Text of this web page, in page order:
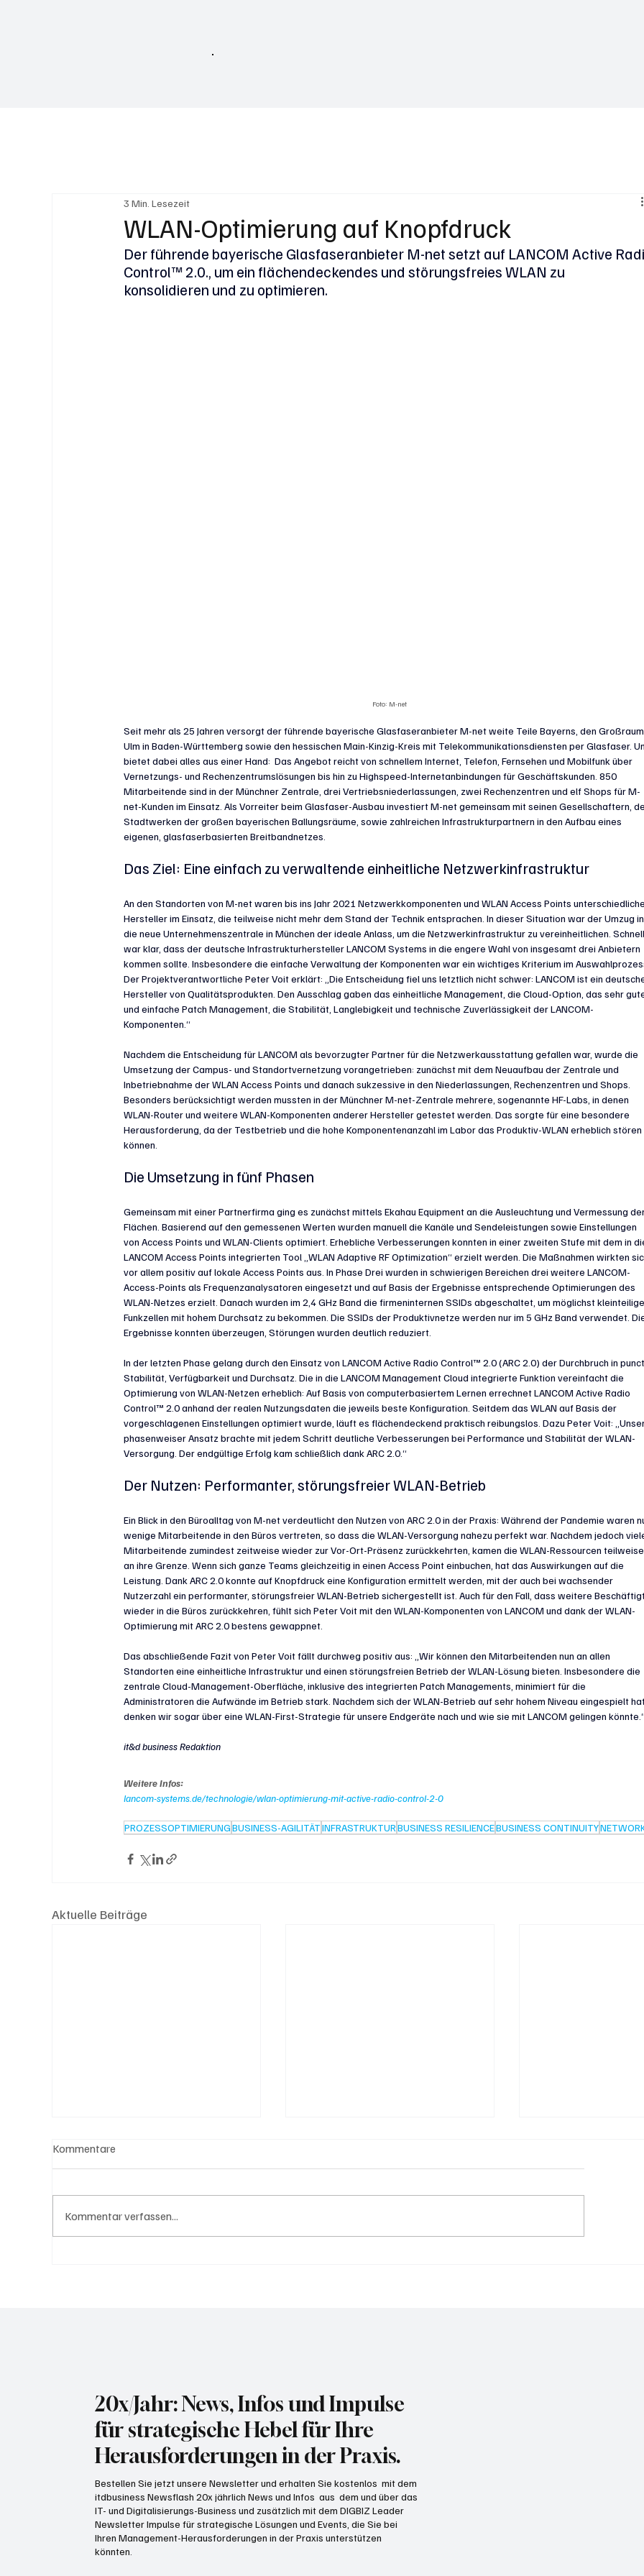
WLAN-Optimierung auf Knopfdruck
3 Min. Lesezeit
Der führende bayerische Glasfaseranbieter M-net setzt auf LANCOM Active
Control™ 2.0., um ein flächendeckendes und störungsfreies WLAN zu
konsolidieren und zu optimieren.
Foto: M-net
Seit mehr als 25 Jahren versorgt der führende bayerische Glasfaseranbieter M-net weite Teile Bayerns, den Großraum
Ulm in Baden-Württemberg sowie den hessischen Main-Kinzig-Kreis mit Telekommunikationsdiensten per Glasfaser.
bietet dabei alles aus einer Hand:  Das Angebot reicht von schnellem Internet, Telefon, Fernsehen und Mobilfunk über
Vernetzungs- und Rechenzentrumslösungen bis hin zu Highspeed-Internetanbindungen für Geschäftskunden. 850
Mitarbeitende sind in der Münchner Zentrale, drei Vertriebsniederlassungen, zwei Rechenzentren und elf Shops für M-
net-Kunden im Einsatz. Als Vorreiter beim Glasfaser-Ausbau investiert M-net gemeinsam mit seinen Gesellschaftern,
Stadtwerken der großen bayerischen Ballungsräume, sowie zahlreichen Infrastrukturpartnern in den Aufbau eines
eigenen, glasfaserbasierten Breitbandnetzes.
Das Ziel: Eine einfach zu verwaltende einheitliche Netzwerkinfrastruktur
An den Standorten von M-net waren bis ins Jahr 2021 Netzwerkkomponenten und WLAN Access Points
Hersteller im Einsatz, die teilweise nicht mehr dem Stand der Technik entsprachen. In dieser Situation war der Umzug in
die neue Unternehmenszentrale in München der ideale Anlass, um die Netzwerkinfrastruktur zu vereinheitlichen. Schnell
war klar, dass der deutsche Infrastrukturhersteller LANCOM Systems in die engere Wahl von insgesamt drei Anbietern
kommen sollte. Insbesondere die einfache Verwaltung der Komponenten war ein wichtiges Kriterium im
Der Projektverantwortliche Peter Voit erklärt: „Die Entscheidung fiel uns letztlich nicht schwer: LANCOM ist ein
Hersteller von Qualitätsprodukten. Den Ausschlag gaben das einheitliche Management, die Cloud-Option, das sehr
und einfache Patch Management, die Stabilität, Langlebigkeit und technische Zuverlässigkeit der LANCOM-
Komponenten.“
Nachdem die Entscheidung für LANCOM als bevorzugter Partner für die Netzwerkausstattung gefallen war, wurde die
Umsetzung der Campus- und Standortvernetzung vorangetrieben: zunächst mit dem Neuaufbau der Zentrale und
Inbetriebnahme der WLAN Access Points und danach sukzessive in den Niederlassungen, Rechenzentren und Shops.
Besonders berücksichtigt werden mussten in der Münchner M-net-Zentrale mehrere, sogenannte HF-Labs, in denen
WLAN-Router und weitere WLAN-Komponenten anderer Hersteller getestet werden. Das sorgte für eine besondere
Herausforderung, da der Testbetrieb und die hohe Komponentenanzahl im Labor das Produktiv-WLAN erheblich stören
können.
Die Umsetzung in fünf Phasen
Gemeinsam mit einer Partnerfirma ging es zunächst mittels Ekahau Equipment an die Ausleuchtung und Vermessung
Flächen. Basierend auf den gemessenen Werten wurden manuell die Kanäle und Sendeleistungen sowie Einstellungen
von Access Points und WLAN-Clients optimiert. Erhebliche Verbesserungen konnten in einer zweiten Stufe mit dem in
LANCOM Access Points integrierten Tool „WLAN Adaptive RF Optimization“ erzielt werden. Die Maßnahmen wirkten
vor allem positiv auf lokale Access Points aus. In Phase Drei wurden in schwierigen Bereichen drei weitere LANCOM-
Access-Points als Frequenzanalysatoren eingesetzt und auf Basis der Ergebnisse entsprechende Optimierungen des
WLAN-Netzes erzielt. Danach wurden im 2,4 GHz Band die firmeninternen SSIDs abgeschaltet, um möglichst kleinteilige
Funkzellen mit hohem Durchsatz zu bekommen. Die SSIDs der Produktivnetze werden nur im 5 GHz Band verwendet.
Ergebnisse konnten überzeugen, Störungen wurden deutlich reduziert.
In der letzten Phase gelang durch den Einsatz von LANCOM Active Radio Control™ 2.0 (ARC 2.0) der Durchbruch in
Stabilität, Verfügbarkeit und Durchsatz. Die in die LANCOM Management Cloud integrierte Funktion vereinfacht die
Optimierung von WLAN-Netzen erheblich: Auf Basis von computerbasiertem Lernen errechnet LANCOM Active Radio
Control™ 2.0 anhand der realen Nutzungsdaten die jeweils beste Konfiguration. Seitdem das WLAN auf Basis der
vorgeschlagenen Einstellungen optimiert wurde, läuft es flächendeckend praktisch reibungslos. Dazu Peter Voit:
phasenweiser Ansatz brachte mit jedem Schritt deutliche Verbesserungen bei Performance und Stabilität der WLAN-
Versorgung. Der endgültige Erfolg kam schließlich dank ARC 2.0.“
Der Nutzen: Performanter, störungsfreier WLAN-Betrieb
Ein Blick in den Büroalltag von M-net verdeutlicht den Nutzen von ARC 2.0 in der Praxis: Während der Pandemie waren
wenige Mitarbeitende in den Büros vertreten, so dass die WLAN-Versorgung nahezu perfekt war. Nachdem jedoch
Mitarbeitende zumindest zeitweise wieder zur Vor-Ort-Präsenz zurückkehrten, kamen die WLAN-Ressourcen teilweise
an ihre Grenze. Wenn sich ganze Teams gleichzeitig in einen Access Point einbuchen, hat das Auswirkungen auf die
Leistung. Dank ARC 2.0 konnte auf Knopfdruck eine Konfiguration ermittelt werden, mit der auch bei wachsender
Nutzerzahl ein performanter, störungsfreier WLAN-Betrieb sichergestellt ist. Auch für den Fall, dass weitere
wieder in die Büros zurückkehren, fühlt sich Peter Voit mit den WLAN-Komponenten von LANCOM und dank der WLAN-
Optimierung mit ARC 2.0 bestens gewappnet.
Das abschließende Fazit von Peter Voit fällt durchweg positiv aus: „Wir können den Mitarbeitenden nun an allen
Standorten eine einheitliche Infrastruktur und einen störungsfreien Betrieb der WLAN-Lösung bieten. Insbesondere die
zentrale Cloud-Management-Oberfläche, inklusive des integrierten Patch Managements, minimiert für die
Administratoren die Aufwände im Betrieb stark. Nachdem sich der WLAN-Betrieb auf sehr hohem Niveau eingespielt
denken wir sogar über eine WLAN-First-Strategie für unsere Endgeräte nach und wie sie mit LANCOM gelingen könnte.“
it&d business Redaktion
Weitere Infos:
lancom-systems.de/technologie/wlan-optimierung-mit-active-radio-control-2-0
PROZESSOPTIMIERUNGBUSINESS-AGILITÄTINFRASTRUKTURBUSINESS RESILIENCEBUSINESS CONTINUITY
Aktuelle Beiträge
Kommentare
Kommentar verfassen...
20x/Jahr: News, Infos und Impulse
für strategische Hebel für Ihre
Herausforderungen in der Praxis.
Bestellen Sie jetzt unsere Newsletter und erhalten Sie kostenlos mit dem
itdbusiness Newsflash 20x jährlich News und Infos aus dem und über das
IT- und Digitalisierungs-Business und zusätzlich mit dem DIGBIZ Leader
Newsletter Impulse für strategische Lösungen und Events, die Sie bei
Ihren Management-Herausforderungen in der Praxis unterstützen
könnten.